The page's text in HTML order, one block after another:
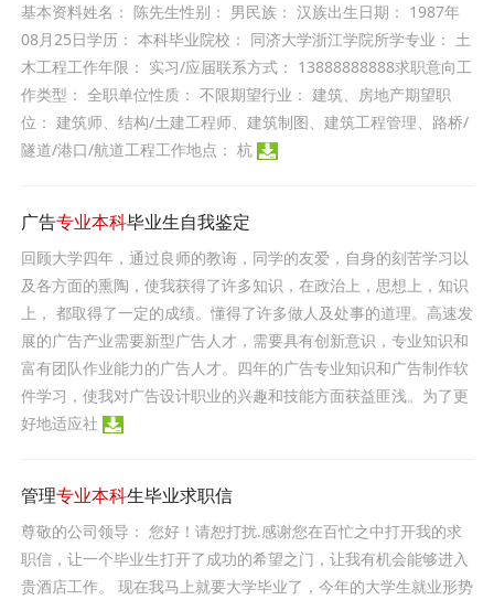
基本资料姓名： 陈先生性别： 男民族： 汉族出生日期： 1987年
08月25日学历： 本科毕业院校： 同济大学浙江学院所学专业： 土
木工程工作年限： 实习/应届联系方式： 13888888888求职意向工
作类型： 全职单位性质： 不限期望行业： 建筑、房地产期望职
位： 建筑师、结构/土建工程师、建筑制图、建筑工程管理、路桥/
隧道/港口/航道工程工作地点： 杭
广告专业本科毕业生自我鉴定
回顾大学四年，通过良师的教诲，同学的友爱，自身的刻苦学习以
及各方面的熏陶，使我获得了许多知识，在政治上，思想上，知识
上， 都取得了一定的成绩。懂得了许多做人及处事的道理。高速发
展的广告产业需要新型广告人才，需要具有创新意识，专业知识和
富有团队作业能力的广告人才。四年的广告专业知识和广告制作软
件学习，使我对广告设计职业的兴趣和技能方面获益匪浅。为了更
好地适应社
管理专业本科生毕业求职信
尊敬的公司领导： 您好！请恕打扰.感谢您在百忙之中打开我的求
职信，让一个毕业生打开了成功的希望之门，让我有机会能够进入
贵酒店工作。 现在我马上就要大学毕业了，今年的大学生就业形势